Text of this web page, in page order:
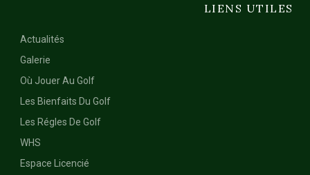
LIENS UTILES
Actualités
Galerie
Où Jouer Au Golf
Les Bienfaits Du Golf
Les Régles De Golf
WHS
Espace Licencié